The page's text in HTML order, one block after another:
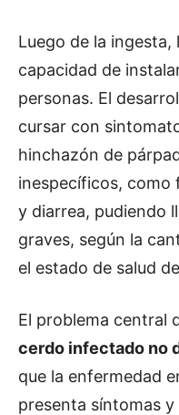
Luego de la ingesta,
capacidad de
personas. El
cursar con
hinchazón de
inespecíficos, como
y diarrea, pudiendo
graves, según la
el estado de salud
El problema central
cerdo infectado no
que la enfermedad
presenta síntomas